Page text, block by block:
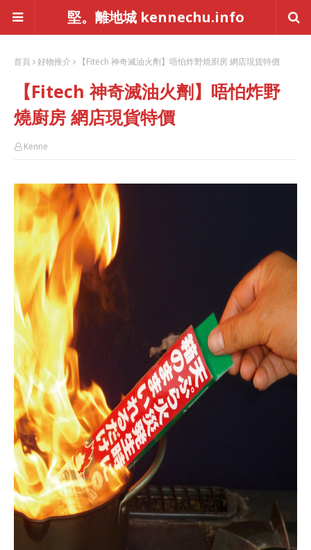
堅。離地城 kennechu.info
首頁 好物推介 【Fitech 神奇滅油火劑】唔怕炸野燒廚房 網店現貨特價
【Fitech 神奇滅油火劑】唔怕炸野
燒廚房 網店現貨特價
Kenne